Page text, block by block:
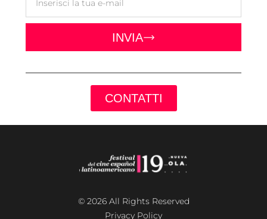
INVIA
CONTATTI
© 2026 All Rights Reserved
Privacy Policy